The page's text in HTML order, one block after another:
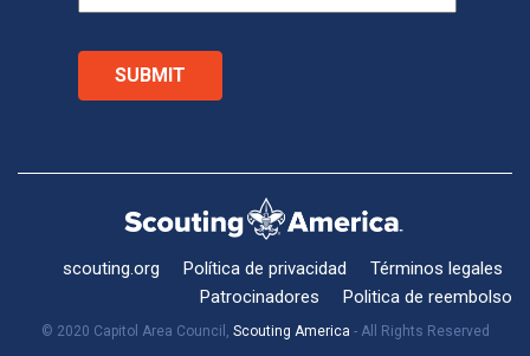
scouting.org Política de privacidad
Términos legales
Patrocinadores
Politica de reembolso
© 2020 Capitol Area Council, Scouting America - All Rights Reserved